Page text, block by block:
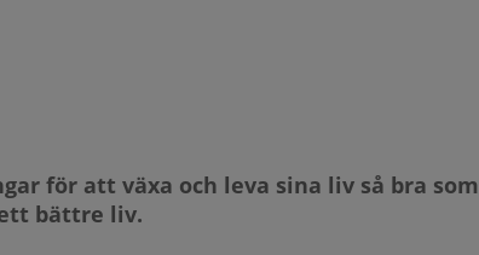
för att växa och leva sina liv så bra som
bättre liv.